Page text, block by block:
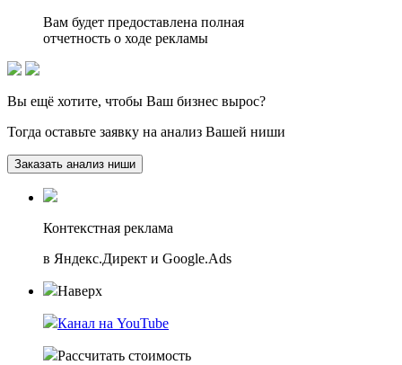
Вам будет предоставлена полная
отчетность о ходе рекламы
Вы ещё хотите, чтобы Ваш бизнес вырос?
Тогда оставьте заявку на анализ Вашей ниши
Заказать анализ ниши
Контекстная реклама
в Яндекс.Директ и Google.Ads
Наверх
Канал на YouTube
Рассчитать стоимость